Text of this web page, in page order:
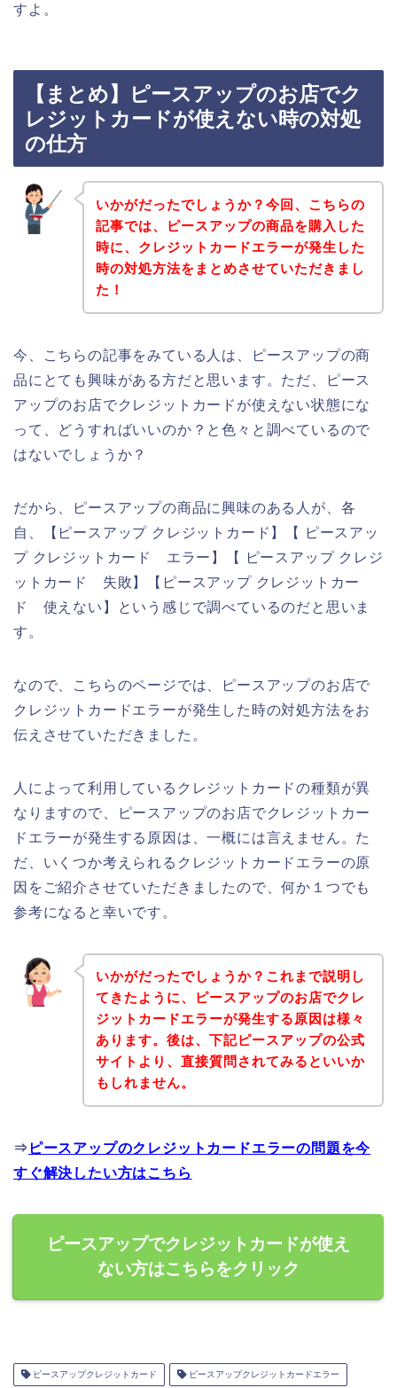
すよ。
【まとめ】ピースアップのお店でク
レジットカードが使えない時の対処
の仕方
いかがだったでしょうか？今回、こちらの
記事では、ピースアップの商品を購入した
時に、クレジットカードエラーが発生した
時の対処方法をまとめさせていただきまし
た！
今、こちらの記事をみている人は、ピースアップの商
品にとても興味がある方だと思います。ただ、ピース
アップのお店でクレジットカードが使えない状態にな
って、どうすればいいのか？と色々と調べているので
はないでしょうか？
だから、ピースアップの商品に興味のある人が、各
自、【ピースアップ クレジットカード】【 ピースアッ
プ クレジットカード エラー】【 ピースアップ クレジ
ットカード 失敗】【ピースアップ クレジットカー
ド 使えない】という感じで調べているのだと思いま
す。
なので、こちらのページでは、ピースアップのお店で
クレジットカードエラーが発生した時の対処方法をお
伝えさせていただきました。
人によって利用しているクレジットカードの種類が異
なりますので、ピースアップのお店でクレジットカー
ドエラーが発生する原因は、一概には言えません。た
だ、いくつか考えられるクレジットカードエラーの原
因をご紹介させていただきましたので、何か１つでも
参考になると幸いです。
いかがだったでしょうか？これまで説明し
てきたように、ピースアップのお店でクレ
ジットカードエラーが発生する原因は様々
あります。後は、下記ピースアップの公式
サイトより、直接質問されてみるといいか
もしれません。
⇒ ピースアップのクレジットカードエラーの問題を今
すぐ解決したい方はこちら
ピースアップでクレジットカードが使え
ない方はこちらをクリック
ピースアップクレジットカード ピースアップクレジットカードエラー